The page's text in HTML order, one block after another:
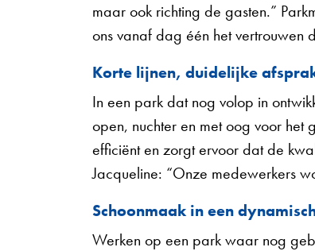
maar ook richting de gasten.”
ons vanaf dag één het vertrouwen
Korte lijnen, duidelijke
In een park dat nog volop in
open, nuchter en met oog voor het
efficiënt en zorgt ervoor dat de
Jacqueline: “Onze medewerkers
Schoonmaak in een
Werken op een park waar nog